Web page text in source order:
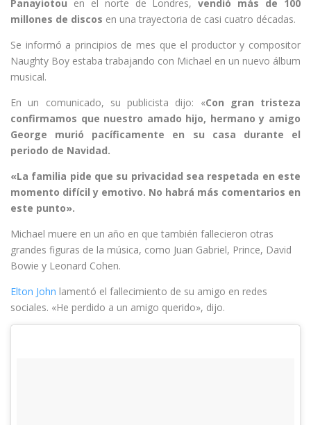
Panayiotou en el norte de Londres,vendió más de 100
millones de discos en una trayectoria de casi cuatro décadas.
Se informó a principios de mes que el productor y compositor
Naughty Boy estaba trabajando con Michael en un nuevo álbum
musical.
En un comunicado, su publicista dijo: «Con gran tristeza
confirmamos que nuestro amado hijo, hermano y amigo
George murió pacíficamente en su casa durante el
periodo de Navidad.
«La familia pide que su privacidad sea respetada en este
momento difícil y emotivo. No habrá más comentarios en
este punto».
Michael muere en un año en que también fallecieron otras
grandes figuras de la música, como Juan Gabriel, Prince, David
Bowie y Leonard Cohen.
Elton John lamentó el fallecimiento de su amigo en redes
sociales. «He perdido a un amigo querido», dijo.